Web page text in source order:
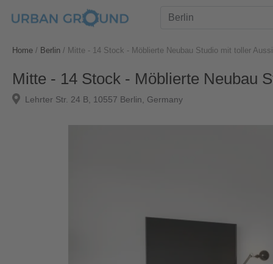
Home / Berlin / Mitte - 14 Stock - Möblierte Neubau Studio mit toller
Mitte - 14 Stock - Möblierte Neubau
Lehrter Str. 24 B, 10557 Berlin, Germany